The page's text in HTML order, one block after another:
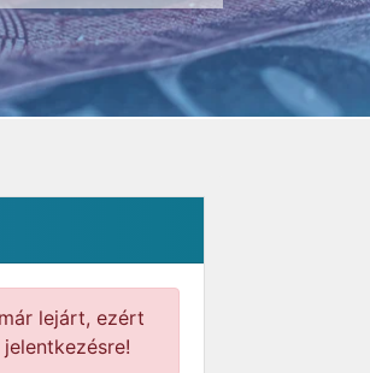
lejárt, ezért